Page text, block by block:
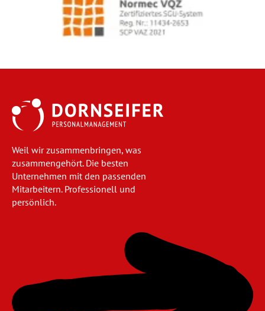
Weil wir zusammenbringen, was
zusammengehört. Die besten
Unternehmen mit den passenden
Mitarbeitern. Professionell und
persönlich.